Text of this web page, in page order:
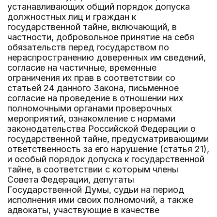
устанавливающих общий порядок допуска
должностных лиц и граждан к
государственной тайне, включающий, в
частности, добровольное принятие на себя
обязательств перед государством по
нераспространению доверенных им сведений,
согласие на частичные, временные
ограничения их прав в соответствии со
статьей 24 данного Закона, письменное
согласие на проведение в отношении них
полномочными органами проверочных
мероприятий, ознакомление с нормами
законодательства Российской Федерации о
государственной тайне, предусматривающими
ответственность за его нарушение (статья 21),
и особый порядок допуска к государственной
тайне, в соответствии с которым члены
Совета Федерации, депутаты
Государственной Думы, судьи на период
исполнения ими своих полномочий, а также
адвокаты, участвующие в качестве